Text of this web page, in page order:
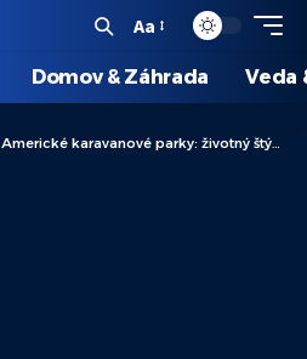
Aa
Domov & Záhrada Veda
Americké karavanové parky: životný štýl, investície a výhody a výzvy komunity